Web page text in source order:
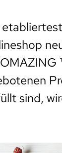
sind,